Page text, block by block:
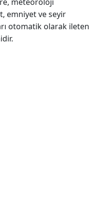
emniyet ve seyir
otomatik olarak ileten